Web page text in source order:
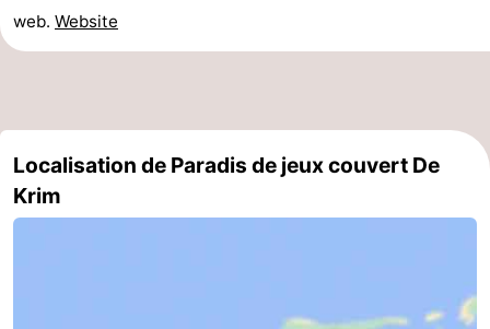
Chambre
-
Eibernest
't-
web. Website
Localisation de Paradis de jeux couvert De
Krim